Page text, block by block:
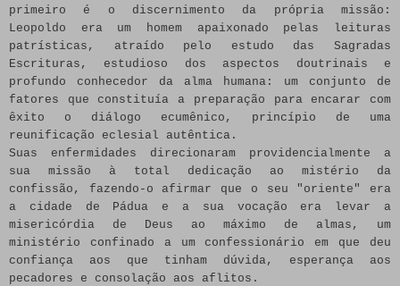
primeiro é o discernimento da própria missão:
Leopoldo era um homem apaixonado pelas leituras
patrísticas, atraído pelo estudo das Sagradas
Escrituras, estudioso dos aspectos doutrinais e
profundo conhecedor da alma humana: um conjunto de
fatores que constituía a preparação para encarar com
êxito o diálogo ecumênico, princípio de uma
reunificação eclesial autêntica.
Suas enfermidades direcionaram providencialmente a
sua missão à total dedicação ao mistério da
confissão, fazendo-o afirmar que o seu "oriente" era
a cidade de Pádua e a sua vocação era levar a
misericórdia de Deus ao máximo de almas, um
ministério confinado a um confessionário em que deu
confiança aos que tinham dúvida, esperança aos
pecadores e consolação aos aflitos.